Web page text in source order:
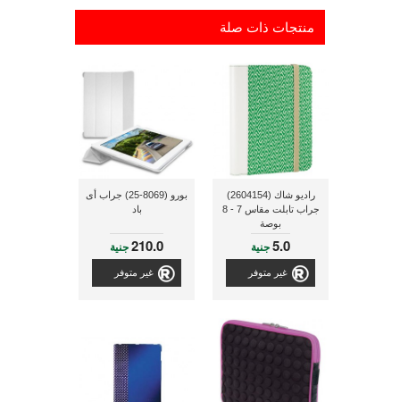
منتجات ذات صلة
راديو شاك (2604154)
جراب تابلت مقاس 7 - 8
بوصة
5.0جنية
غير متوفر
بورو (8069-25) جراب أى
باد
210.0جنية
غير متوفر